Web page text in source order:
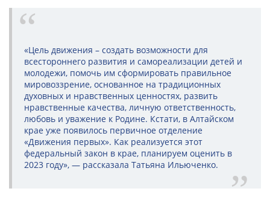
«Цель движения – создать возможности для
всестороннего развития и самореализации детей и
молодежи, помочь им сформировать правильное
мировоззрение, основанное на традиционных
духовных и нравственных ценностях, развить
нравственные качества, личную ответственность,
любовь и уважение к Родине. Кстати, в Алтайском
крае уже появилось первичное отделение
«Движения первых». Как реализуется этот
федеральный закон в крае, планируем оценить в
2023 году», — рассказала Татьяна Ильюченко.